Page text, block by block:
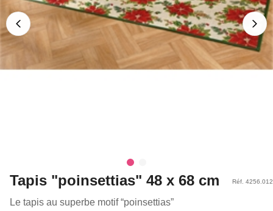
Tapis "poinsettias" 48 x 68 cm
Le tapis au superbe motif “poinsettias”
Réf. 4256.012